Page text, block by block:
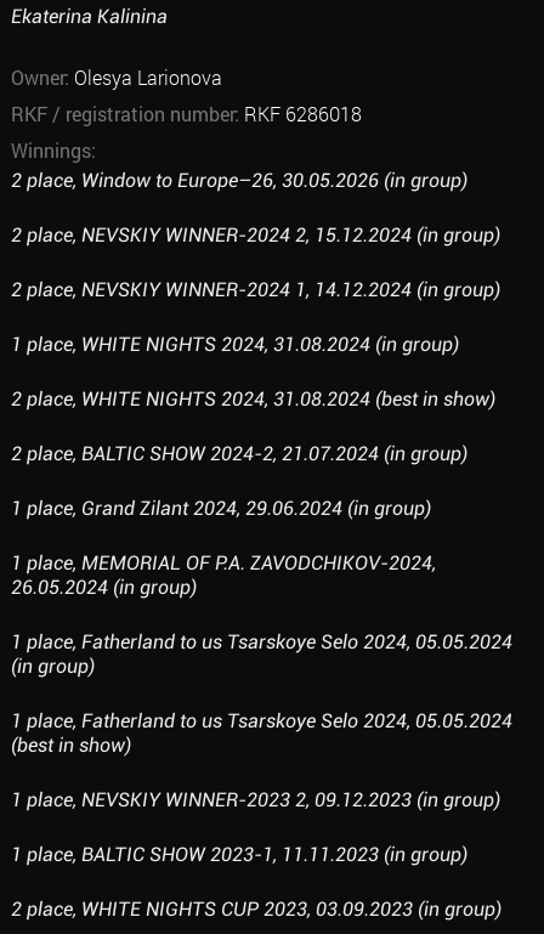
Ekaterina Kalinina
Owner: Olesya Larionova
RKF / registration number: RKF 6286018
Winnings:
2 place, Window to Europe–26, 30.05.2026 (in group)
2 place, NEVSKIY WINNER-2024 2, 15.12.2024 (in group)
2 place, NEVSKIY WINNER-2024 1, 14.12.2024 (in group)
1 place, WHITE NIGHTS 2024, 31.08.2024 (in group)
2 place, WHITE NIGHTS 2024, 31.08.2024 (best in show)
2 place, BALTIC SHOW 2024-2, 21.07.2024 (in group)
1 place, Grand Zilant 2024, 29.06.2024 (in group)
1 place, MEMORIAL OF P.A. ZAVODCHIKOV-2024,
26.05.2024 (in group)
1 place, Fatherland to us Tsarskoye Selo 2024, 05.05.2024
(in group)
1 place, Fatherland to us Tsarskoye Selo 2024, 05.05.2024
(best in show)
1 place, NEVSKIY WINNER-2023 2, 09.12.2023 (in group)
1 place, BALTIC SHOW 2023-1, 11.11.2023 (in group)
2 place, WHITE NIGHTS CUP 2023, 03.09.2023 (in group)